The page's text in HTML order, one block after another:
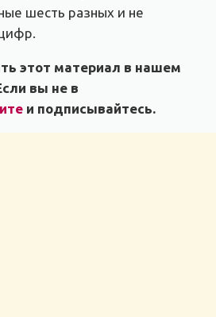
шесть разных и не
этот материал в нашем
вы не в
и подписывайтесь.